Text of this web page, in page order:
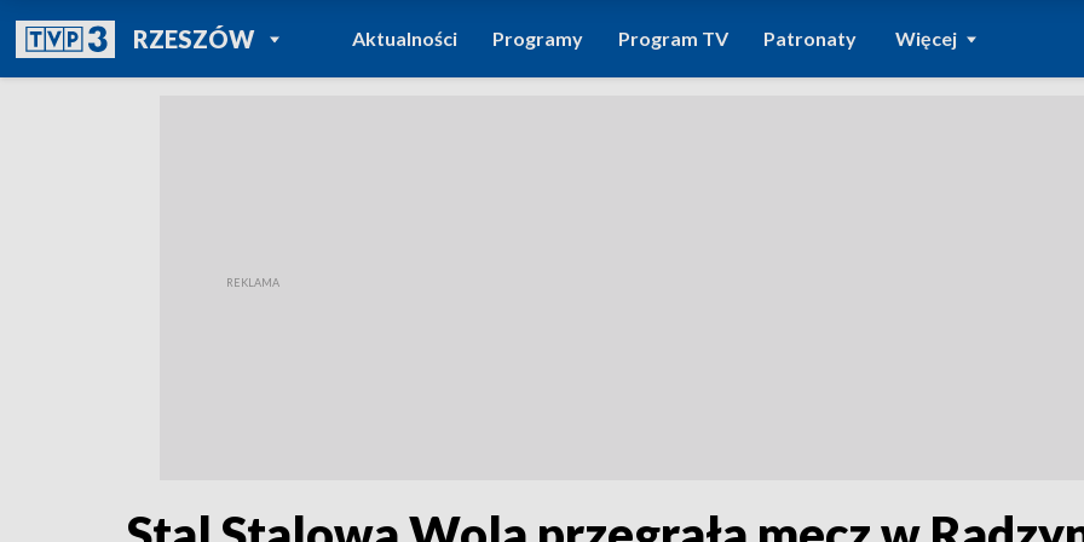
RZESZÓWPOWRÓT DO
TVP REGIONY
Aktualności Programy Program TV Patronaty Więcej